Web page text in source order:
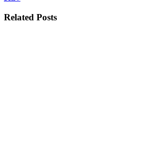
Related Posts